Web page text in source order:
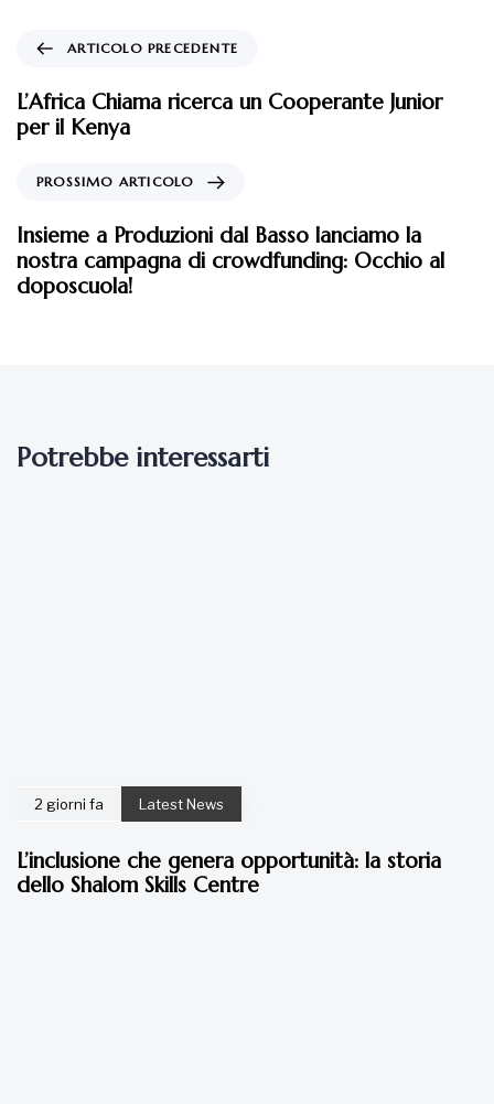
ARTICOLO PRECEDENTE
L’Africa Chiama ricerca un Cooperante Junior
per il Kenya
PROSSIMO ARTICOLO
Insieme a Produzioni dal Basso lanciamo la
nostra campagna di crowdfunding: Occhio al
doposcuola!
Potrebbe interessarti
2 giorni fa Latest News
L’inclusione che genera opportunità: la storia
dello Shalom Skills Centre